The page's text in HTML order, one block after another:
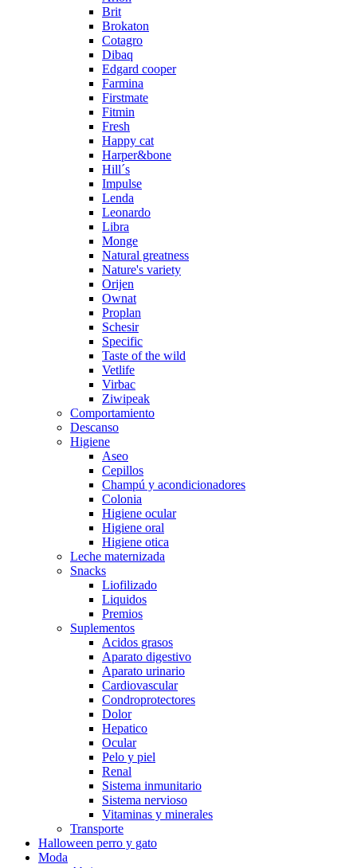
Brit
Brokaton
Cotagro
Dibaq
Edgard cooper
Farmina
Firstmate
Fitmin
Fresh
Happy cat
Harper&bone
Hill´s
Impulse
Lenda
Leonardo
Libra
Monge
Natural greatness
Nature's variety
Orijen
Ownat
Proplan
Schesir
Specific
Taste of the wild
Vetlife
Virbac
Ziwipeak
Comportamiento
Descanso
Higiene
Aseo
Cepillos
Champú y acondicionadores
Colonia
Higiene ocular
Higiene oral
Higiene otica
Leche maternizada
Snacks
Liofilizado
Liquidos
Premios
Suplementos
Acidos grasos
Aparato digestivo
Aparato urinario
Cardiovascular
Condroprotectores
Dolor
Hepatico
Ocular
Pelo y piel
Renal
Sistema inmunitario
Sistema nervioso
Vitaminas y minerales
Transporte
Halloween perro y gato
Moda